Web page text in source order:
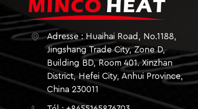
Adresse : Huaihai Road, No.1188,
Jingshang Trade City, Zone D,
Building BD, Room 401. Xinzhan
District, Hefei City, Anhui Province,
China 230011